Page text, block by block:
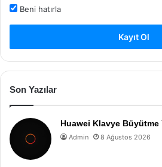
Beni hatırla
Kayıt Ol
Son Yazılar
Huawei Klavye Büyütme
Admin 8 Ağustos 2026